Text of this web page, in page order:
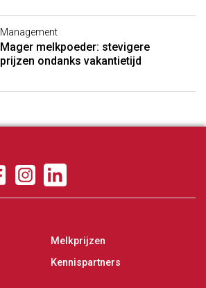
Management
Mager melkpoeder: stevigere
prijzen ondanks vakantietijd
Melkprijzen
Kennispartners